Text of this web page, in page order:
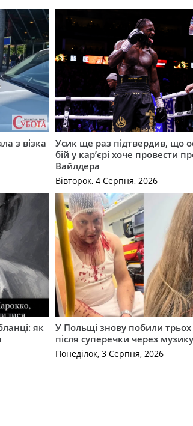
з візка
Усик ще раз підтвердив, що
бій у кар’єрі хоче провести
Вайлдера
Вівторок, 4 Серпня, 2026
як
У Польщі знову побили трьох
після суперечки через музику
Понеділок, 3 Серпня, 2026